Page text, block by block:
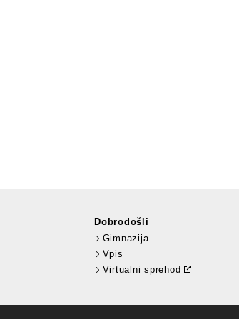
Dobrodošli
Gimnazija
Vpis
Virtualni sprehod